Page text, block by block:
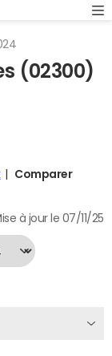
(02300)
Comparer
à jour le 07/11/25